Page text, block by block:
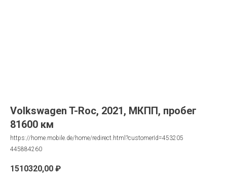
Volkswagen T-Roc, 2021, МКПП, пробег
81600 км
https://home.mobile.de/home/redirect.html?customerId=453205
445884260
1510320,00 ₽